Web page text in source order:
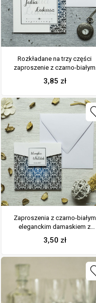
Rozkładane na trzy części
zaproszenie z czarno-białym
eleganckim damaskiem z
błękitna poświatą i cyrkonią.
3,85 zł
Zaproszenia z czarno-białym
eleganckim damaskiem z
błękitną poświatą w kształcie
koperty. ZAP-15-13
3,50 zł